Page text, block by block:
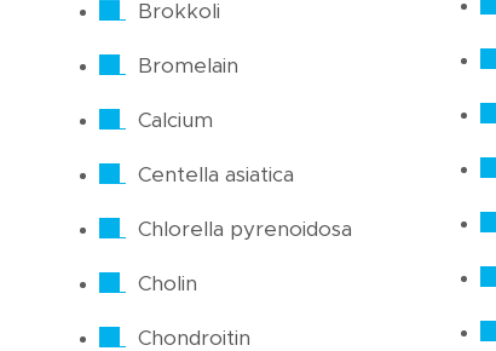
Brokkoli
Bromelain
Calcium
Centella asiatica
Chlorella pyrenoidosa
Cholin
Chondroitin